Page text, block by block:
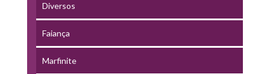
Diversos
Faiança
Marfinite